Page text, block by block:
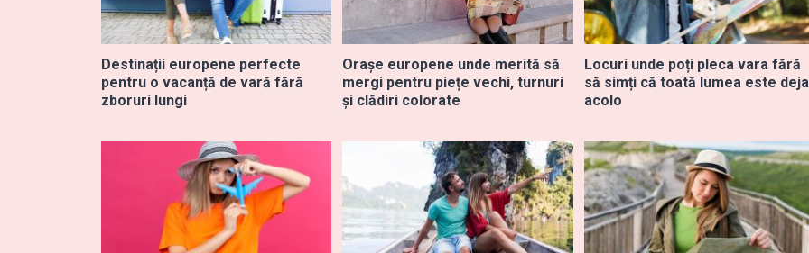
Destinații europene perfecte
pentru o vacanță de vară fără
zboruri lungi
Orașe europene unde merită să
mergi pentru piețe vechi, turnuri
și clădiri colorate
Locuri unde poți pleca vara fără
să simți că toată lumea este deja
acolo